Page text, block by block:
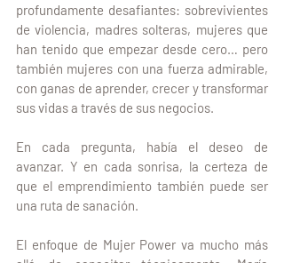
profundamente desafiantes: sobrevivientes
de violencia, madres solteras, mujeres que
han tenido que empezar desde cero… pero
también mujeres con una fuerza admirable,
con ganas de aprender, crecer y transformar
sus vidas a través de sus negocios.
En cada pregunta, había el deseo de
avanzar. Y en cada sonrisa, la certeza de
que el emprendimiento también puede ser
una ruta de sanación.
El enfoque de Mujer Power va mucho más